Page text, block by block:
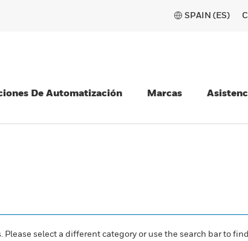
SPAIN (ES)
De Automatización Marcas
select a different category or use the search bar to